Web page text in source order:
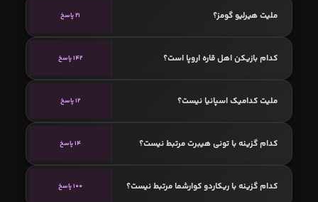
ملیت هیرلیو گومز؟ 21 پاسخ
کدام بازیکن اهل قاره اروپا است؟ 142 پاسخ
ملیت کدامیک اسپانیا نیست؟ 12 پاسخ
کدام گزینه با تونی هیبرت مرتبط نیست؟ 14 پاسخ
کدام گزینه با ریکاردو کوارشما مرتبط نیست؟ 100 پاسخ